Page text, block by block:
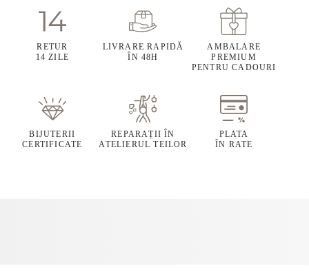
RETUR
14 ZILE
LIVRARE RAPIDĂ
ÎN 48H
AMBALARE
PREMIUM
PENTRU CADOURI
BIJUTERII
CERTIFICATE
REPARAȚII ÎN
ATELIERUL TEILOR
PLATA
ÎN RATE